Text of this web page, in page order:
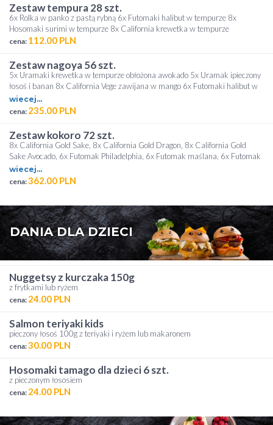
zestaw tempura 28 szt.
6x Rolka w panko z pastą rybną 6x Futomaki halibut w tempurze 8x
Hosomaki surimi w tempurze 8x California krewetka w tempurze
cena: 112.00 PLN
zestaw nagoya 56 szt.
5x Uramaki krewetka w tempurze obłożona awokado 5x Uramak ipieczony
łosoś i banan 8x California Vege zawijana w mango 6x Futomaki halibut w
tempurze 6x Futomaki łosoś 6x Tamago krewetka w tempurze 8x Hosomaki
tykwa w tempurze 6x Hosomaki oshinko 6x Hosomaki pieczony łosoś
wiecej...
cena: 235.00 PLN
zestaw kokoro 72 szt.
8x California Gold Sake, 8x California Gold Dragon, 8x California Gold
Sake Avocado, 6x Futomak Philadelphia, 6x Futomak maślana, 6x Futomak
warzywa, 6x Futomak Ebi Tempura, 6x Futomak Sake Grill, 6x Rolka w
tempurze z łososiem, 6x Hosomak ogórek, 6x Hosomak krewetka, 2x Nigiri
wiecej...
cena:362.00 PLN
DANIA DLA DZIECI
nuggetsy z kurczaka 150g
z frytkami lub ryżem
cena: 24.00 PLN
salmon teriyaki kids
pieczony łosoś 100g z teriyaki i ryżem lub makaronem
cena:30.00 PLN
hosomaki tamago dla dzieci 6 szt.
z pieczonym łososiem
cena: 24.00 PLN